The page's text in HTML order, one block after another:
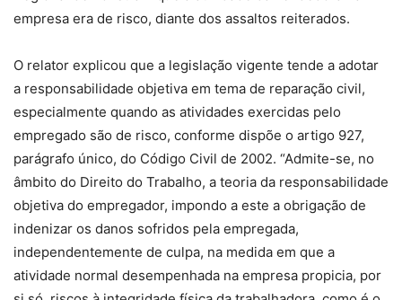
empresa era de risco, diante dos assaltos reiterados.
O relator explicou que a legislação vigente tende a adotar
a responsabilidade objetiva em tema de reparação civil,
especialmente quando as atividades exercidas pelo
empregado são de risco, conforme dispõe o artigo 927,
parágrafo único, do Código Civil de 2002. “Admite-se, no
âmbito do Direito do Trabalho, a teoria da responsabilidade
objetiva do empregador, impondo a este a obrigação de
indenizar os danos sofridos pela empregada,
independentemente de culpa, na medida em que a
atividade normal desempenhada na empresa propicia, por